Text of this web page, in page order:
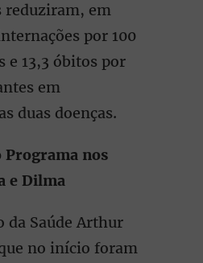
reduziram, em
por 100
e 13,3 óbitos por
em
duas doenças.
Programa nos
e Dilma
Saúde Arthur
no início foram